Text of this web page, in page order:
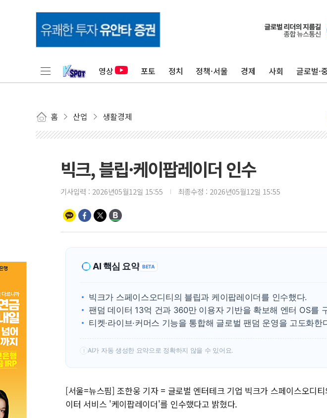
영상 포토 정치 정책·서울 경제 사회 글로벌·
홈 산업 생활경제
빅크, 블립·케이팝레이더 인수
기사입력 : 2026년05월12일 15:55 최종수정 : 2026년05월12일 15:55
AI 핵심 요약 BETA
빅크가 스페이스오디티의 블립과 케이팝레이더를 인수했다.
팬덤 데이터 13억 건과 360만 이용자 기반을 확보해 엔터 OS를
티켓·라이브·커머스 기능을 통합해 글로벌 팬덤 운영을 고도화한
! AI가 자동 생성한 요약으로 정확하지 않을 수 있어요.
[서울=뉴스핌] 조한웅 기자 = 글로벌 엔터테크 기업 빅크가 스페이스오디
이터 서비스 '케이팝레이더'를 인수했다고 밝혔다.